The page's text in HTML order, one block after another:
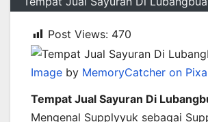
Post Views: 470
Image by MemoryCatcher on
Tempat Jual Sayuran Di
Mengenal Supplyyuk sebagai